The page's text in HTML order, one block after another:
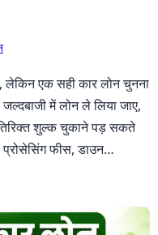
लेकिन एक सही कार लोन चुनना
में लोन ले लिया जाए,
शुल्क चुकाने पड़ सकते
फीस, डाउन…